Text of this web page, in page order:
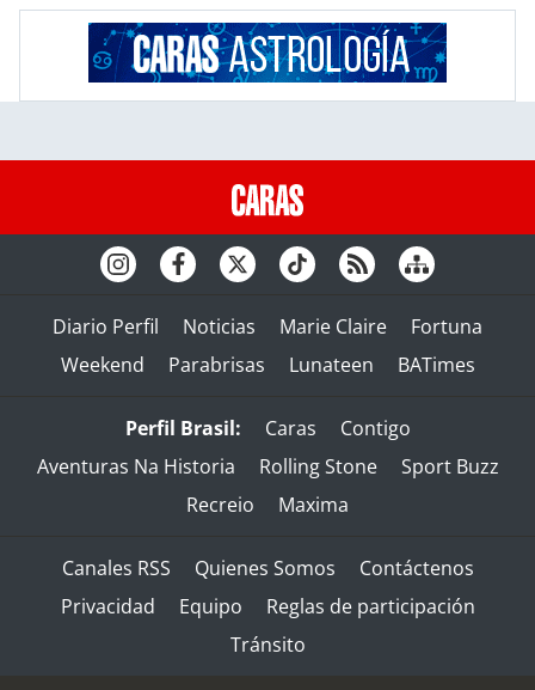
Diario Perfil Noticias Marie Claire
Fortuna
Weekend
Parabrisas Lunateen BATimes
Perfil Brasil: Caras
Contigo
Aventuras Na Historia
Rolling Stone
Sport Buzz
Recreio
Maxima
Canales RSS Quienes Somos
Contáctenos
Privacidad
Equipo
Reglas de participación
Tránsito